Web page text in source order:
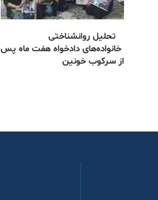
تحلیل روانشناختی
خانواده‌های دادخواه هفت ماه پس
از سرکوب خونین